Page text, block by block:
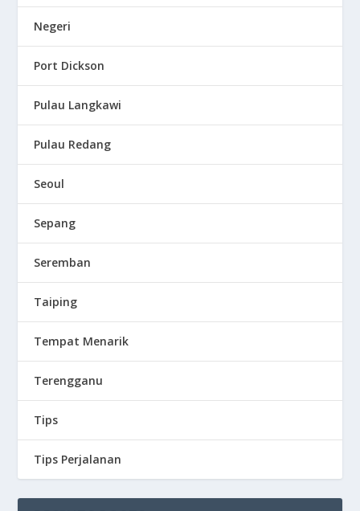
Negeri
Port Dickson
Pulau Langkawi
Pulau Redang
Seoul
Sepang
Seremban
Taiping
Tempat Menarik
Terengganu
Tips
Tips Perjalanan